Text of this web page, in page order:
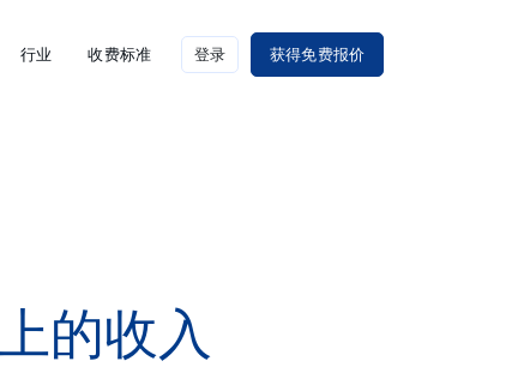
行业 收费标准 登录 获得免费报价
的收入